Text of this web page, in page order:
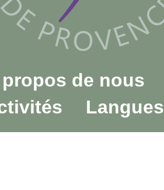
de nous
Langues